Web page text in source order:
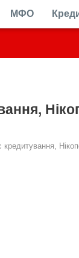
МФО
кредитування,